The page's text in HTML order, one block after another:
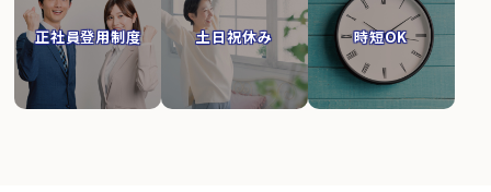
正社員登用制度 土日祝休み 時短OK